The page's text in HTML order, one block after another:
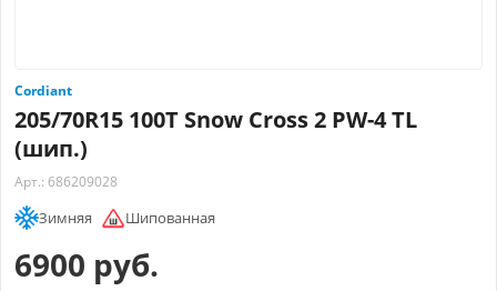
Cordiant
205/70R15 100T Snow Cross 2 PW-4 TL
(шип.)
Арт.: 686209028
Зимняя Шипованная
6900 руб.